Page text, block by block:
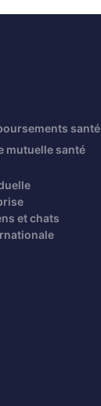
santé
mutuelle santé
et chats